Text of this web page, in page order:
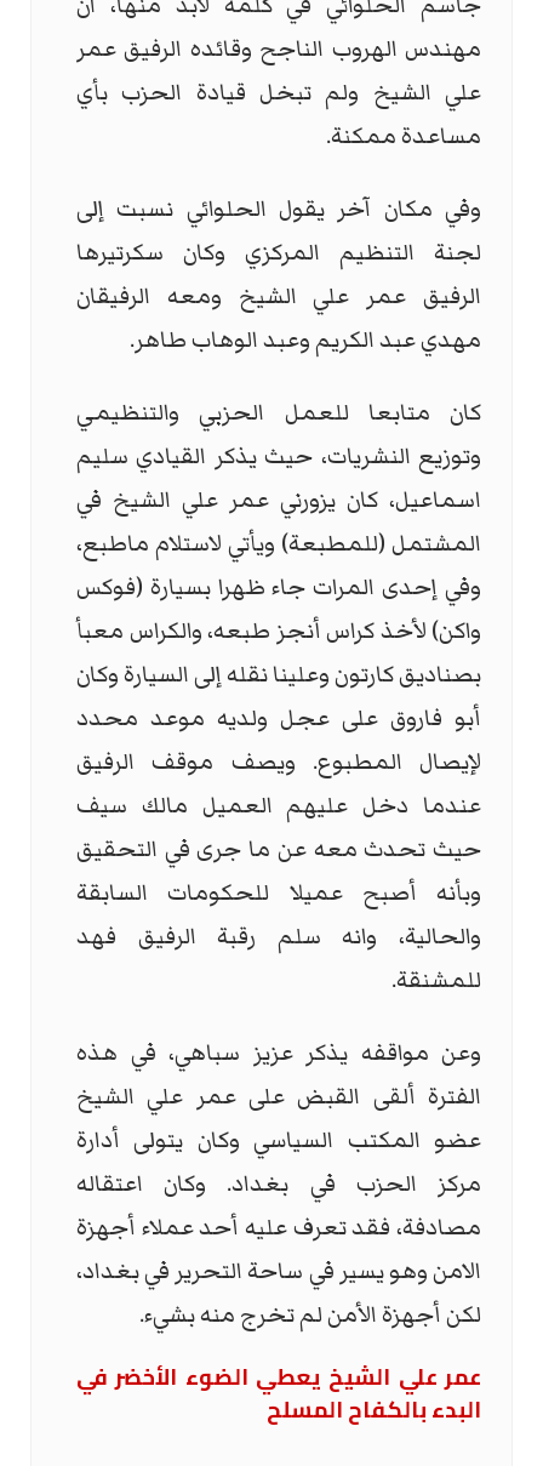
مهندس الهروب الناجح وقائده الرفيق عمر
علي الشيخ ولم تبخل قيادة الحزب بأي
مساعدة ممكنة.
وفي مكان آخر يقول الحلوائي نسبت إلى
لجنة التنظيم المركزي وكان سكرتيرها
الرفيق عمر علي الشيخ ومعه الرفيقان
مهدي عبد الكريم وعبد الوهاب طاهر.
كان متابعا للعمل الحزبي والتنظيمي
وتوزيع النشريات، حيث يذكر القيادي سليم
اسماعيل، كان يزورني عمر علي الشيخ في
المشتمل (للمطبعة) ويأتي لاستلام ماطبع،
وفي إحدى المرات جاء ظهرا بسيارة (فوكس
واكن) لأخذ كراس أنجز طبعه، والكراس معبأ
بصناديق كارتون وعلينا نقله إلى السيارة وكان
أبو فاروق على عجل ولديه موعد محدد
لإيصال المطبوع. ويصف موقف الرفيق
عندما دخل عليهم العميل مالك سيف
حيث تحدث معه عن ما جرى في التحقيق
وبأنه أصبح عميلا للحكومات السابقة
والحالية، وانه سلم رقبة الرفيق فهد
للمشنقة.
وعن مواقفه يذكر عزيز سباهي، في هذه
الفترة ألقى القبض على عمر علي الشيخ
عضو المكتب السياسي وكان يتولى أدارة
مركز الحزب في بغداد. وكان اعتقاله
مصادفة، فقد تعرف عليه أحد عملاء أجهزة
الامن وهو يسير في ساحة التحرير في بغداد،
لكن أجهزة الأمن لم تخرج منه بشيء.
عمر علي الشيخ يعطي الضوء الأخضر في
البدء بالكفاح المسلح